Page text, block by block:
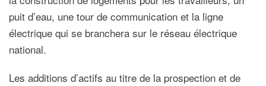
puit d’eau, une tour de communication et la ligne
électrique qui se branchera sur le réseau électrique
national.
Les additions d’actifs au titre de la prospection et de